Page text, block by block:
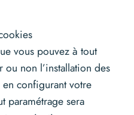
vous pouvez à tout
ou non l’installation des
configurant votre
paramétrage sera